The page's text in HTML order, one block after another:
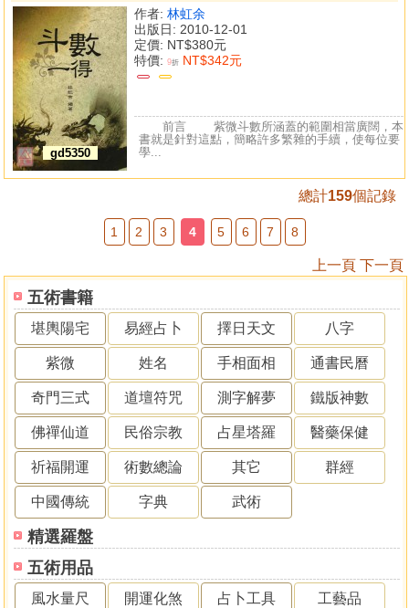
五術書籍
堪輿陽宅 易經占卜 擇日天文 八字
紫微 姓名 手相面相 通書民曆
奇門三式 道壇符咒 測字解夢 鐵版神數
佛禪仙道 民俗宗教 占星塔羅 醫藥保健
祈福開運 術數總論 其它 群經
中國傳統 字典 武術
精選羅盤
五術用品
風水量尺 開運化煞 占卜工具 工藝品
gd5350
作者: 林虹余
出版日: 2010-12-01
定價: NT$380元
特價: 9折 NT$342元
前言 紫微斗數所涵蓋的範圍相當廣闊，本
書就是針對這點，簡略許多繁雜的手續，使每位要
學...
總計159個記錄
1 2 3 4 5 6 7 8
上一頁 下一頁